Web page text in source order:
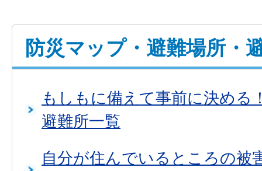
防災マップ・避難場所・
もしもに備えて事前に決める
避難所一覧
自分が住んでいるところの被